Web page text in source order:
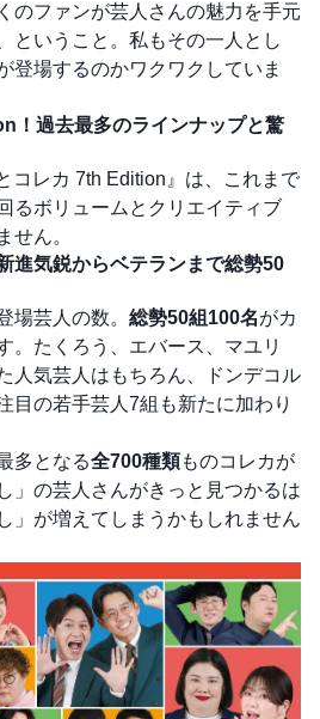
のファンが芸人さんの魅力を手元
ということ。私もその一人とし
登場するのかワクワクしていま
！過去最多のラインナップと驚
コレカ 7th Edition』は、これまで
るボリュームとクリエイティブ
せん。
進気鋭からベテランまで総勢50
場芸人の数。 総勢50組100名がカ
。たくろう、エバース、マユリ
人気芸人はもちろん、ドンデコル
目の若手芸人7組も新たに加わり
多となる全700種類ものコレカが
」の芸人さんがきっと見つかるは
」が増えてしまうかもしれません